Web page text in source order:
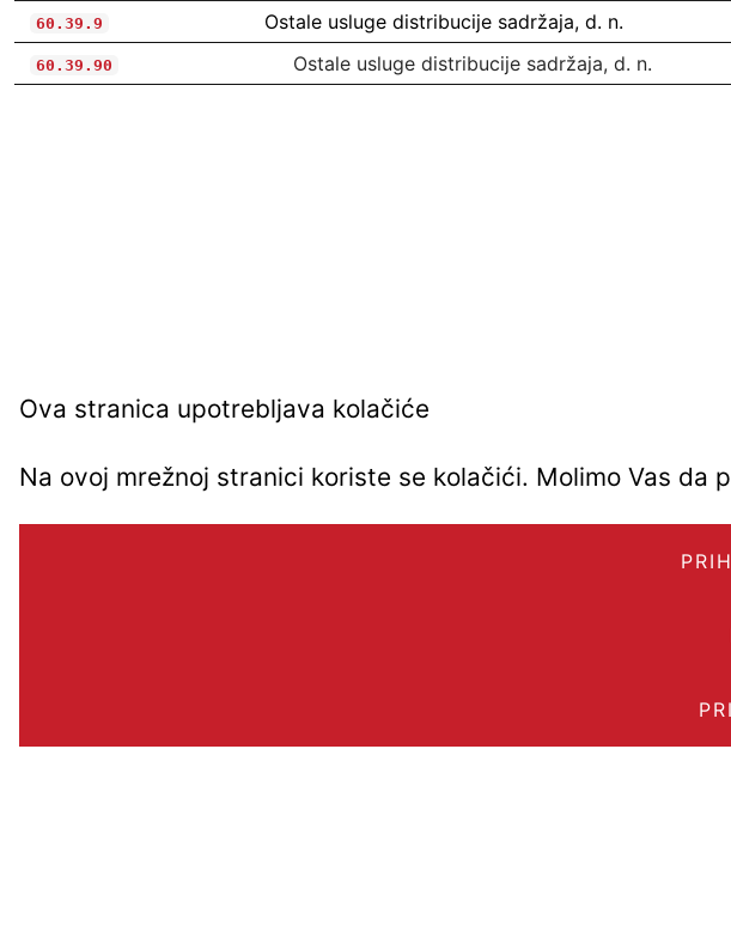
60.39.9 Ostale usluge distribucije sadržaja, d. n.
60.39.90 Ostale usluge distribucije sadržaja, d. n.
Ova stranica upotrebljava kolačiće
Na ovoj mrežnoj stranici koriste se kolačići. Molimo Vas da